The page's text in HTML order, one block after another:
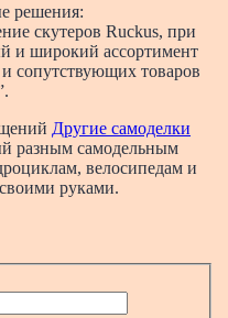
решения:
скутеров Ruckus, при
и широкий ассортимент
и сопутствующих товаров
Другие самоделки
разным самодельным
велосипедам и
руками.